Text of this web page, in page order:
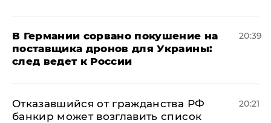
​В Германии сорвано покушение на
поставщика дронов для Украины:
след ведет к России
20:39
Отказавшийся от гражданства РФ
банкир может возглавить список
20:21